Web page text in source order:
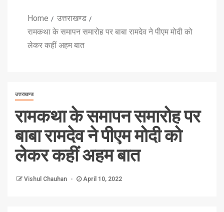
Home
उत्तराखण्ड
रामकथा के समापन समारोह पर बाबा रामदेव ने पीएम मोदी को
लेकर कहीं अहम बात
उत्तराखण्ड
रामकथा के समापन समारोह पर
बाबा रामदेव ने पीएम मोदी को
लेकर कहीं अहम बात
Vishul Chauhan April 10, 2022